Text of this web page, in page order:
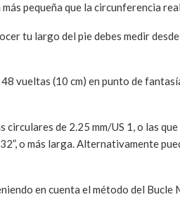
pequeña que la circunferencia
tu largo del pie debes medir
vueltas (10 cm) en punto de
circulares de 2.25 mm/US 1, o las
o más larga. Alternativamente
en cuenta el método del Bucle